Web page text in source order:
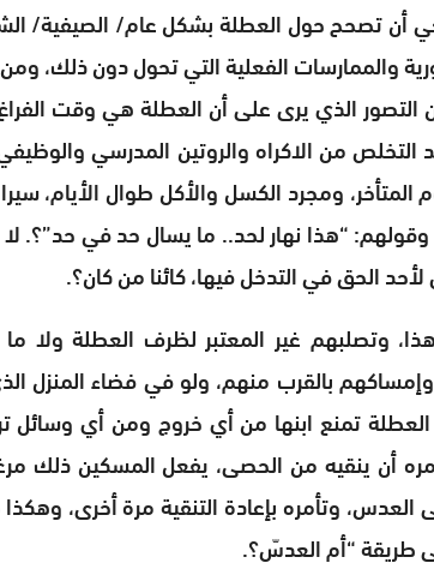
أن تصحح حول العطلة بشكل عام/ الصيفية/
والممارسات الفعلية التي تحول دون ذلك، ومن
التصور الذي يرى على أن العطلة هي وقت
من الاكراه والروتين المدرسي
المتأخر، ومجرد الكسل والأكل طوال الأيام،
وقولهم: “هذا نهار لحد.. ما يسال حد في حد”؟.
الحق في التدخل فيها، كائنا من كان؟.
هذا، وتصلبهم غير المعتبر لظرف العطلة ولا
بالقرب منهم، ولو في فضاء المنزل
تمنع ابنها من أي خروج ومن أي وسائل
أن ينقيه من الحصى، يفعل المسكين ذلك
العدس، وتأمره بإعادة التنقية مرة أخرى،
طريقة “أم العدسّ؟.